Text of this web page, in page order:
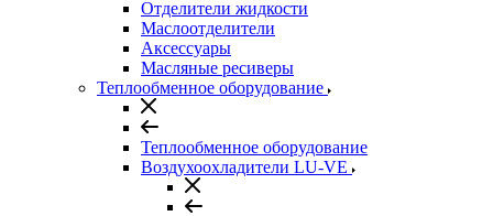
Отделители жидкости
Маслоотделители
Аксессуары
Масляные ресиверы
Теплообменное оборудование
Теплообменное оборудование
Воздухоохладители LU-VE